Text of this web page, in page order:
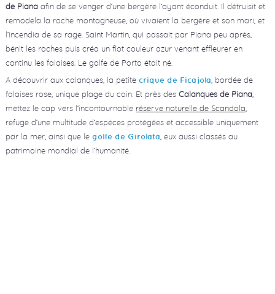
de Pianaafin de se venger d’une bergère l’ayant éconduit. Il détruisit et
remodela la roche montagneuse, où vivaient la bergère et son mari, et
l’incendia de sa rage. Saint Martin, qui passait par Piana peu après,
bénit les roches puis créa un flot couleur azur venant effleurer en
continu les falaises. Le golfe de Porto était né.
A découvrir aux calanques, la petite crique de Ficajola, bordée de
falaises rose, unique plage du coin. Et près des Calanques de Piana,
mettez le cap vers l’incontournable réserve naturelle de Scandola,
refuge d’une multitude d’espèces protégées et accessible uniquement
par la mer, ainsi que le golfe de Girolata, eux aussi classés au
patrimoine mondial de l’humanité.